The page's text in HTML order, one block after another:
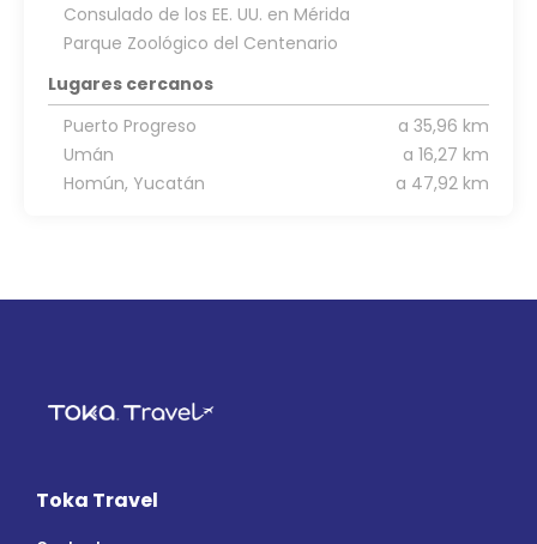
Consulado de los EE. UU. en Mérida
Parque Zoológico del Centenario
Lugares cercanos
Puerto Progreso
a 35,96 km
Umán
a 16,27 km
Homún, Yucatán
a 47,92 km
Toka Travel